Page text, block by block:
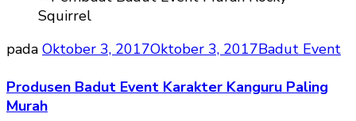
pada Oktober 3, 2017Oktober 3, 2017Badut Event
Produsen Badut Event Karakter Kanguru Paling
Murah